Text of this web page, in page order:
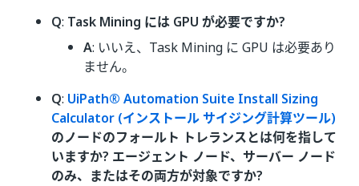
Q: Task Mining には GPU が必要ですか?
A: いいえ、Task Mining に GPU は必要あり
ません。
Q: UiPath® Automation Suite Install Sizing
Calculator (インストール サイジング計算ツール)
のノードのフォールト トレランスとは何を指して
いますか? エージェント ノード、サーバー ノード
のみ、またはその両方が対象ですか?